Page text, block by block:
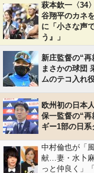
萩本欽一〈34
谷翔平のカネ
に「小さな声
う』」
新庄監督の“再
まさかの球団
ムのテコ入れ
欧州初の日本
保一監督の“
ギー1部の日
中村倫也が「
献…妻・水卜
っと仲良く」